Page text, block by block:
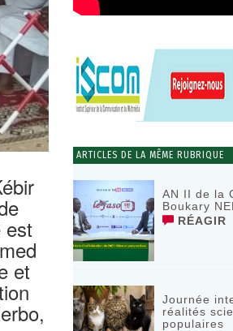
est
et
ARTICLES DE LA MÊME RUBRIQUE
AN II de la
Boukary
RÉAGIR
Journée
réalités
populaires